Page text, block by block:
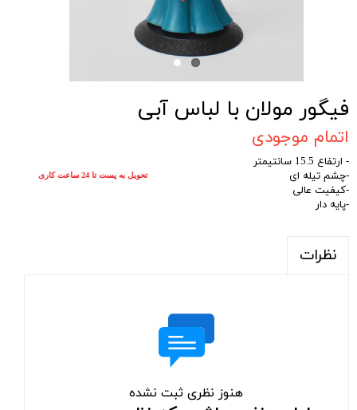
فیگور مولان با لباس آبی
اتمام موجودی
- ارتفاع 15.5 سانتیمتر
-چشم تیله ای
-کیفیت عالی
-پایه دار
نظرات
هنوز نظری ثبت نشده
تحویل به پست تا 24 ساعت کاری